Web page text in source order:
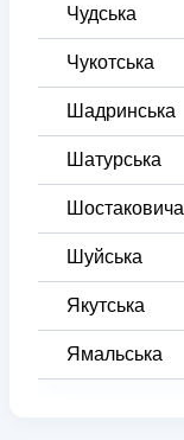
Чудська
Чукотська
Шадринська
Шатурська
Шостаковича
Шуйська
Якутська
Ямальська